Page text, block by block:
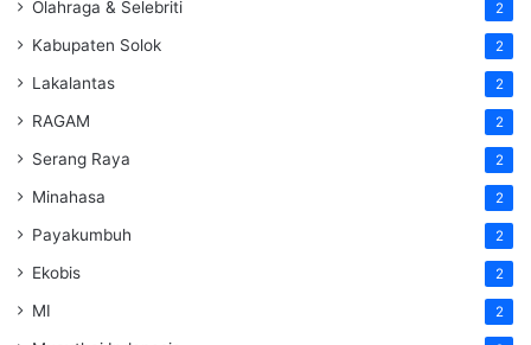
Olahraga & Selebriti 2
Kabupaten Solok 2
Lakalantas 2
RAGAM 2
Serang Raya 2
Minahasa 2
Payakumbuh 2
Ekobis 2
MI 2